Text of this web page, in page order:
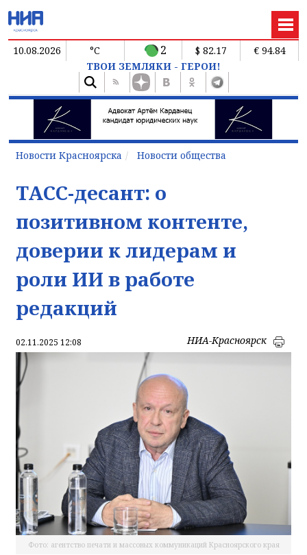
10.08.2026 °C 2 $ 82.17
€ 94.84
ТВОИ ЗЕМЛЯКИ - ГЕРОИ!
Новости Красноярска Новости общества
ТАСС-десант: о
позитивном контенте,
доверии к лидерам и
роли ИИ в работе
редакций
02.11.2025 12:08 НИА-Красноярск
Фото: агентство печати и массовых коммуникаций Красноярского края